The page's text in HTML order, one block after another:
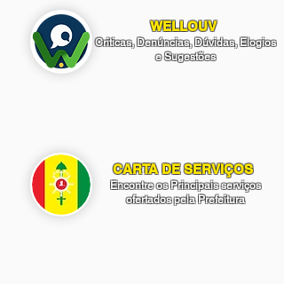
WELLOUV
Criticas, Denúncias, Dúvidas, Elogios
e Sugestões
CARTA DE SERVIÇOS
Encontre os Principais serviços
ofertados pela Prefeitura